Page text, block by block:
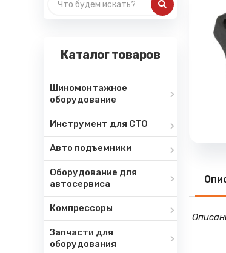
Каталог товаров
Шиномонтажное
оборудование
Инструмент для СТО
Авто подъемники
Оборудование для
автосервиса
Компрессоры
Запчасти для
оборудования